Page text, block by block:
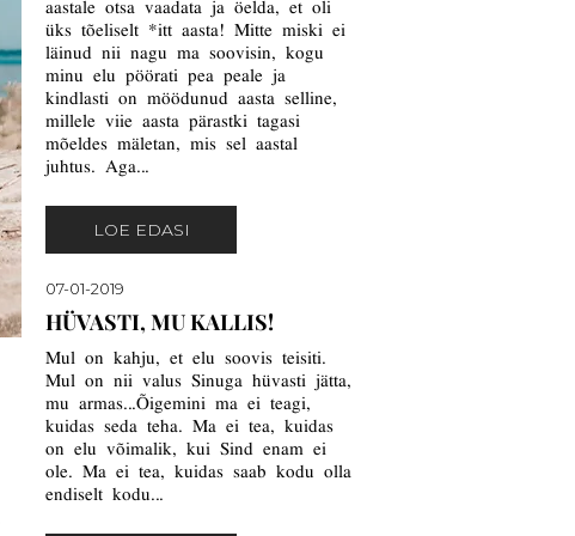
aastale otsa vaadata ja öelda, et oli
üks tõeliselt *itt aasta! Mitte miski ei
läinud nii nagu ma soovisin, kogu
minu elu pöörati pea peale ja
kindlasti on möödunud aasta selline,
millele viie aasta pärastki tagasi
mõeldes mäletan, mis sel aastal
juhtus. Aga...
LOE EDASI
07-01-2019
HÜVASTI, MU KALLIS!
Mul on kahju, et elu soovis teisiti.
Mul on nii valus Sinuga hüvasti jätta,
mu armas...Õigemini ma ei teagi,
kuidas seda teha. Ma ei tea, kuidas
on elu võimalik, kui Sind enam ei
ole. Ma ei tea, kuidas saab kodu olla
endiselt kodu...